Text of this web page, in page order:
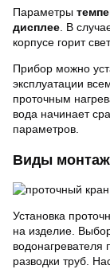
Параметры
дисплее. В
корпусе горит
Прибор можно
эксплуатации
проточным
вода начинает
параметров.
Виды
Установка
на изделие.
разводки труб.